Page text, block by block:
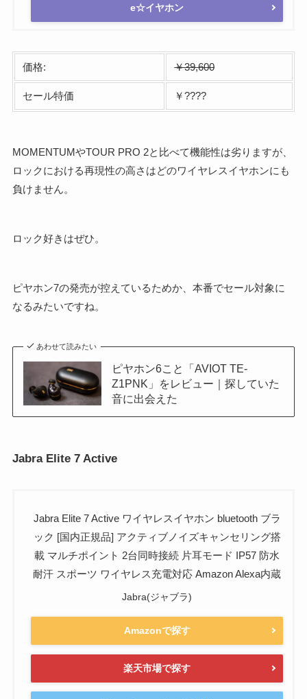
e☆イヤホン
価格: ￥39,600
セール特価 ￥????
MOMENTUMやTOUR PRO 2と比べて機能性は劣りますが、
ロックにおける再現性の高さはどのワイヤレスイヤホンにも
負けません。
ロック好きはぜひ。
ピヤホン7の発売が控えているためか、本番でセール対象に
なるみたいですね。
あわせて読みたい
ピヤホン6こと「AVIOT TE-
Z1PNK」をレビュー｜探していた
音に出会えた
Jabra Elite 7 Active
Jabra Elite 7 Active ワイヤレスイヤホン bluetooth ブラ
ック [国内正規品] アクティブノイズキャンセリング搭
載 マルチポイント 2台同時接続 片耳モード IP57 防水
耐汗 スポーツ ワイヤレス充電対応 Amazon Alexa内蔵
Jabra(ジャブラ)
Amazonで探す
楽天市場で探す